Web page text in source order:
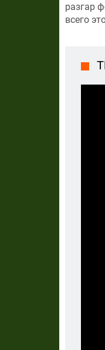
разгар
всего